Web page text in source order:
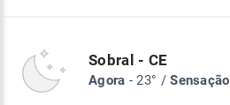
Sobral - CE
Agora - 23° /Sensação